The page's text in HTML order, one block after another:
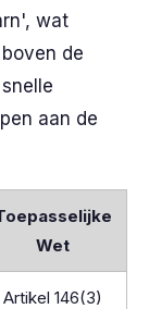
wat
de
aan de
Wet
Artikel 146(3)